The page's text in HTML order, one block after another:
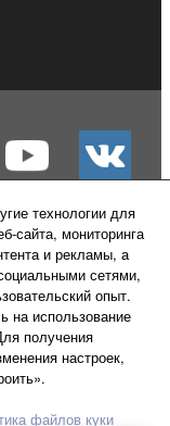
технологии для
сайта, мониторинга
и рекламы, а
сетями,
опыт.
на использование
получения
настроек,
файлов куки